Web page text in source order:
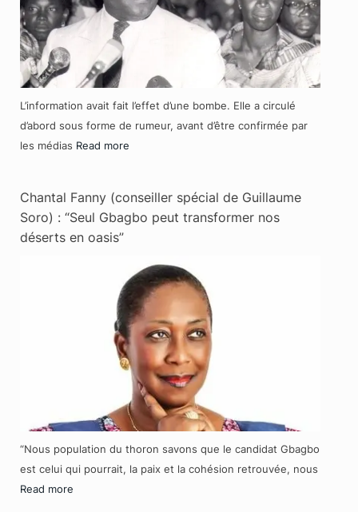
L’information avait fait l’effet d’une bombe. Elle a circulé
d’abord sous forme de rumeur, avant d’être confirmée par
les médias Read more
Chantal Fanny (conseiller spécial de Guillaume
Soro) : “Seul Gbagbo peut transformer nos
déserts en oasis”
“Nous population du thoron savons que le candidat Gbagbo
est celui qui pourrait, la paix et la cohésion retrouvée, nous
Read more